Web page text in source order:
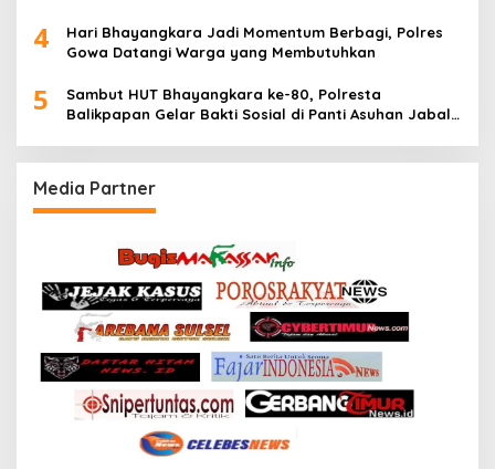
4
Hari Bhayangkara Jadi Momentum Berbagi, Polres
Gowa Datangi Warga yang Membutuhkan
5
Sambut HUT Bhayangkara ke-80, Polresta
Balikpapan Gelar Bakti Sosial di Panti Asuhan Jabal
Media Partner